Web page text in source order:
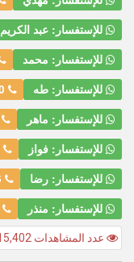
للإستفسار: عبد الكريم
للإستفسار: محمد
للإستفسار: طه
للإستفسار: ماهر
للإستفسار: فواز
للإستفسار: رضا
للإستفسار: منذر
عدد المشاهدات 15,402